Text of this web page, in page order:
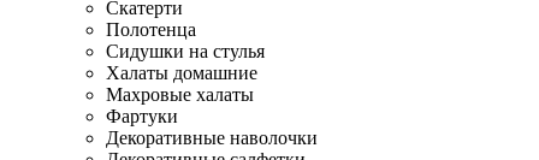
Скатерти
Полотенца
Сидушки на стулья
Халаты домашние
Махровые халаты
Фартуки
Декоративные наволочки